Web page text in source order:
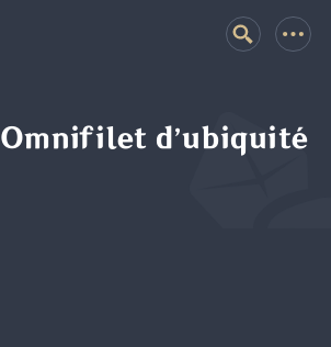
Omnifilet d’ubiquité